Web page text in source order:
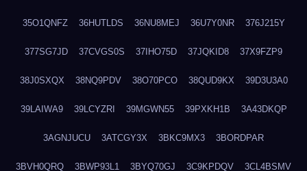
35O1QNFZ 36HUTLDS 36NU8MEJ 36U7Y0NR 376J215Y
377SG7JD 37CVGS0S 37IHO75D 37JQKID8 37X9FZP9
38J0SXQX 38NQ9PDV 38O70PCO 38QUD9KX 39D3U3A0
39LAIWA9 39LCYZRI 39MGWN55 39PXKH1B 3A43DKQP
3AGNJUCU 3ATCGY3X 3BKC9MX3 3BORDPAR
3BVH0QRQ 3BWP93L1 3BYQ70GJ 3C9KPDQV 3CL4BSMV